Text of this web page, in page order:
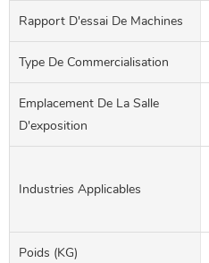
Rapport D'essai De Machines
Type De Commercialisation
Emplacement De La Salle
D'exposition
Industries Applicables
Poids (KG)